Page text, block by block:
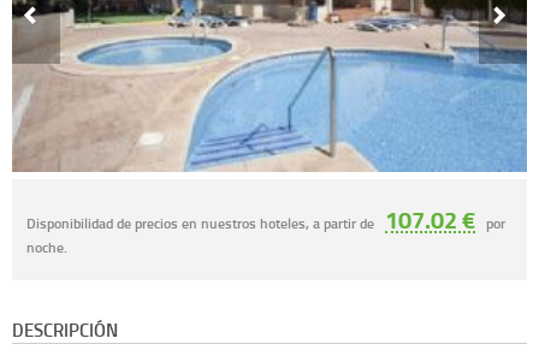
Disponibilidad de precios en nuestros hoteles, a partir de 107.02 € por
noche.
DESCRIPCIÓN